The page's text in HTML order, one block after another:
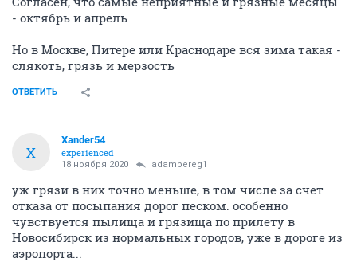
- октябрь и апрель
Но в Москве, Питере или Краснодаре вся зима такая -
слякоть, грязь и мерзость
ОТВЕТИТЬ
X
Xander54
experienced
18 ноября 2020 adambereg1
уж грязи в них точно меньше, в том числе за счет
отказа от посыпания дорог песком. особенно
чувствуется пылища и грязища по прилету в
Новосибирск из нормальных городов, уже в дороге из
аэропорта...